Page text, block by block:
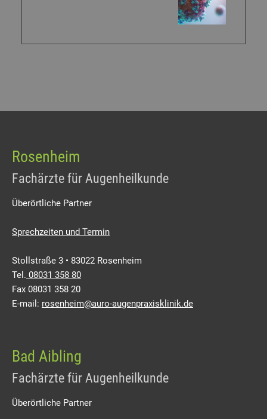
Rosenheim
Fachärzte für Augenheilkunde
Überörtliche Partner
Sprechzeiten und Termin
Stollstraße 3 • 83022 Rosenheim
Tel. 08031 358 80
Fax 08031 358 20
E-mail: rosenheim@auro-augenpraxisklinik.de
Bad Aibling
Fachärzte für Augenheilkunde
Überörtliche Partner